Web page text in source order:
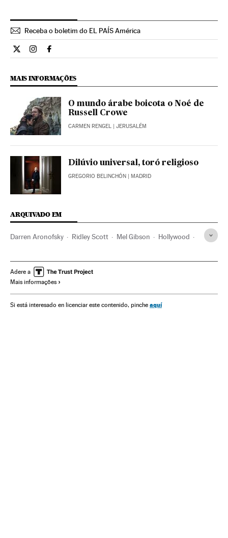
Receba o boletim do EL PAÍS América
Cultura El País Brasil en Twitter
Cultura El País Brasil en Instagram
Cultura El País Brasil en Facebook
MAIS INFORMAÇÕES
O mundo árabe boicota o Noé de
Russell Crowe
CARMEN RENGEL | JERUSALÉM
Dilúvio universal, toró religioso
GREGORIO BELINCHÓN | MADRID
ARQUIVADO EM
Darren Aronofsky Ridley Scott Mel Gibson Hollywood
Cinema dos Estados Unidos
Indústria Cinematográfica
Cultura Religião
Adere a
Mais informações
Si está interesado en licenciar este contenido, pinche aquí